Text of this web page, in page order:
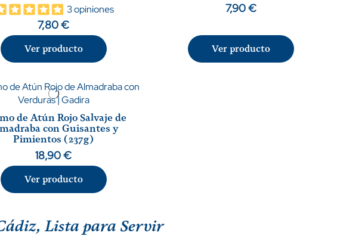
3 opiniones
7,80 €
Ver producto
7,90 €
Ver producto
de Atún Rojo Salvaje de
con Guisantes y
Pimientos (237g)
18,90 €
Ver producto
Lista para Servir